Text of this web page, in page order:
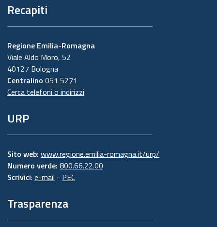
Recapiti
Regione Emilia-Romagna
Viale Aldo Moro, 52
40127 Bologna
Centralino 051 5271
Cerca telefoni o indirizzi
URP
Sito web: www.regione.emilia-romagna.it/urp/
Numero verde: 800.66.22.00
Scrivici: e-mail - PEC
Trasparenza